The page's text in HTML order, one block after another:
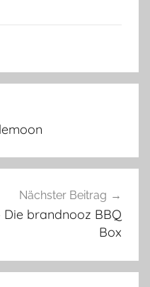
Nächster Beitrag
brandnooz BBQ
Box